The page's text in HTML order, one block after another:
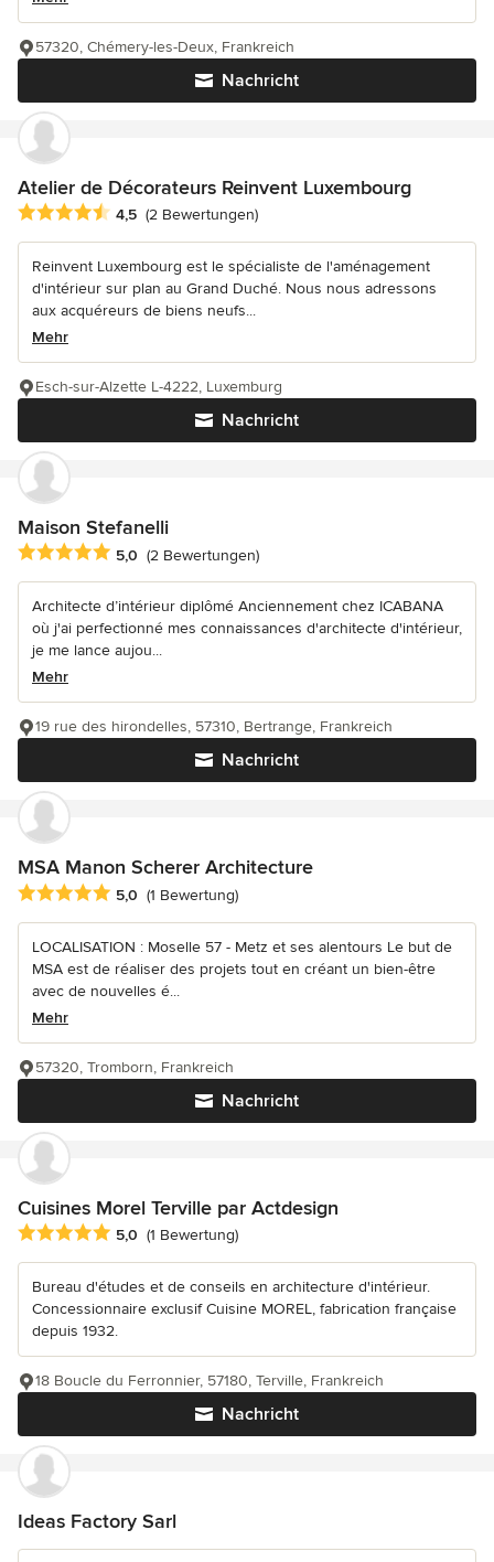
Nachricht
57320, Chémery-les-Deux, Frankreich
Atelier de Décorateurs Reinvent Luxembourg
Durchschnittliche Bewertung: 4.5 von 5 Sternen
4,5 (2 Bewertungen)
Reinvent Luxembourg est le spécialiste de l'aménagement
d'intérieur sur plan au Grand Duché. Nous nous adressons
aux acquéreurs de biens neufs...
Mehr
Nachricht
Esch-sur-Alzette L-4222, Luxemburg
Maison Stefanelli
Durchschnittliche Bewertung: 5 von 5 Sternen
5,0 (2 Bewertungen)
Architecte d’intérieur diplômé Anciennement chez ICABANA
où j'ai perfectionné mes connaissances d'architecte d'intérieur,
je me lance aujou...
Mehr
Nachricht
19 rue des hirondelles, 57310, Bertrange, Frankreich
MSA Manon Scherer Architecture
Durchschnittliche Bewertung: 5 von 5 Sternen
5,0 (1 Bewertung)
LOCALISATION : Moselle 57 - Metz et ses alentours Le but de
MSA est de réaliser des projets tout en créant un bien-être
avec de nouvelles é...
Mehr
Nachricht
57320, Tromborn, Frankreich
Cuisines Morel Terville par Actdesign
Durchschnittliche Bewertung: 5 von 5 Sternen
5,0 (1 Bewertung)
Bureau d'études et de conseils en architecture d'intérieur.
Concessionnaire exclusif Cuisine MOREL, fabrication française
depuis 1932.
Nachricht
18 Boucle du Ferronnier, 57180, Terville, Frankreich
Ideas Factory Sarl